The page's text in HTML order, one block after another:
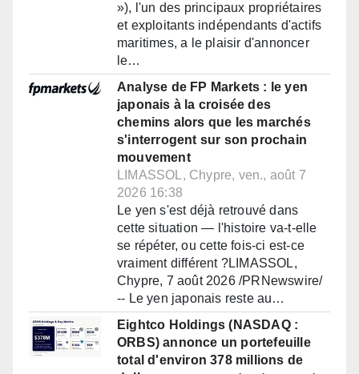
»), l'un des principaux propriétaires
et exploitants indépendants d'actifs
maritimes, a le plaisir d'annoncer
le…
Analyse de FP Markets : le yen
japonais à la croisée des
chemins alors que les marchés
s'interrogent sur son prochain
mouvement
LIMASSOL, Chypre, ven., août 7
2026 16:38
Le yen s'est déjà retrouvé dans
cette situation — l'histoire va-t-elle
se répéter, ou cette fois-ci est-ce
vraiment différent ?LIMASSOL,
Chypre, 7 août 2026 /PRNewswire/
-- Le yen japonais reste au…
Eightco Holdings (NASDAQ :
ORBS) annonce un portefeuille
total d'environ 378 millions de